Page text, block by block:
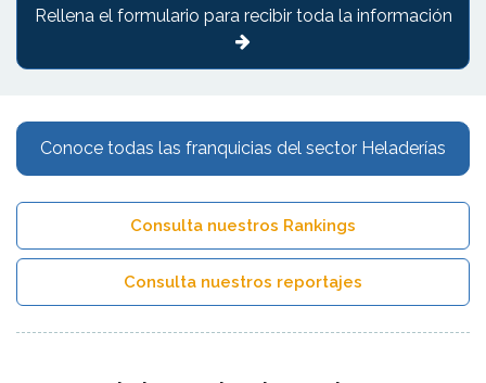
Conoce todas las franquicias del sector Heladerías
Consulta nuestros Rankings
Consulta nuestros reportajes